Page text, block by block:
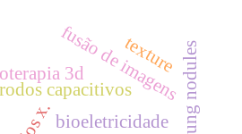
bioeletricidade
capacitivos
fusão de imagens
3d lung nodules
texture